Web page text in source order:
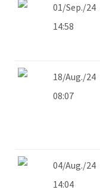
01/Sep./24
14:58
18/Aug./24
08:07
04/Aug./24
14:04